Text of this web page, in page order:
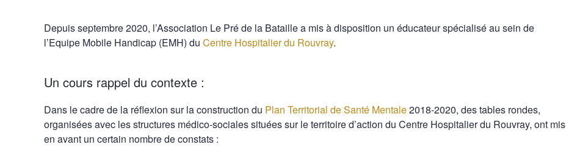
Depuis septembre 2020, l’Association Le Pré de la Bataille a mis à disposition un éducateur spécialisé au sein de
l’Equipe Mobile Handicap (EMH) du Centre Hospitalier du Rouvray.
Un cours rappel du contexte :
Dans le cadre de la réflexion sur la construction du Plan Territorial de Santé Mentale2018-2020, des tables rondes,
organisées avec les structures médico-sociales situées sur le territoire d’action du Centre Hospitalier du Rouvray, ont mis
en avant un certain nombre de constats :